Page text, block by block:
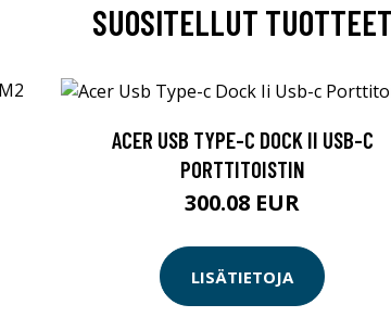
SUOSITELLUT TUOTTEET
ACER USB TYPE-C DOCK II USB-C
PORTTITOISTIN
300.08 EUR
LISÄTIETOJA